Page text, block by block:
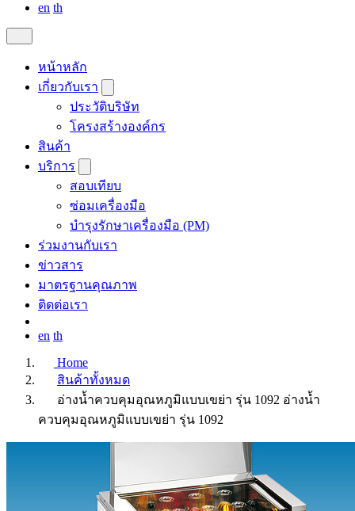
en th
หน้าหลัก
เกี่ยวกับเรา
ประวัติบริษัท
โครงสร้างองค์กร
สินค้า
บริการ
สอบเทียบ
ซ่อมเครื่องมือ
บำรุงรักษาเครื่องมือ (PM)
ร่วมงานกับเรา
ข่าวสาร
มาตรฐานคุณภาพ
ติดต่อเรา
en th
Home
สินค้าทั้งหมด
อ่างน้ำควบคุมอุณหภูมิแบบเขย่า รุ่น 1092 อ่างน้ำ
ควบคุมอุณหภูมิแบบเขย่า รุ่น 1092